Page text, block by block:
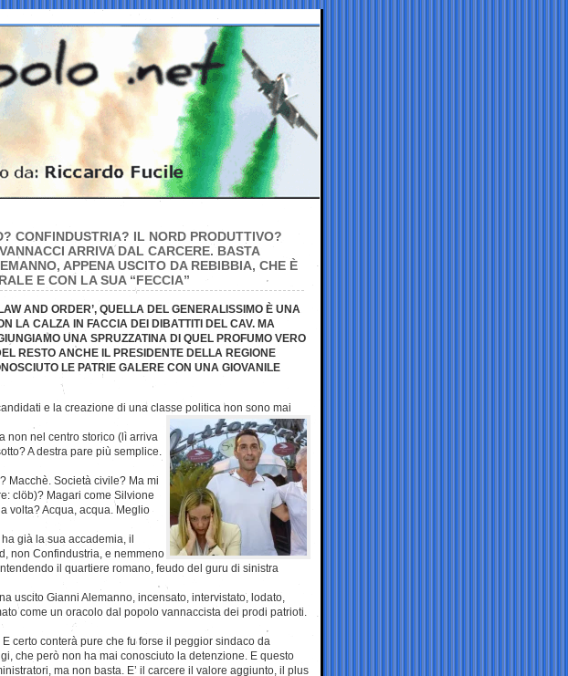
CONFINDUSTRIA? IL NORD PRODUTTIVO?
ARRIVA DAL CARCERE. BASTA
APPENA USCITO DA REBIBBIA, CHE È
E CON LA SUA “FECCIA”
AND ORDER’, QUELLA DEL GENERALISSIMO È UNA
LA CALZA IN FACCIA DEI DIBATTITI DEL CAV. MA
UNA SPRUZZATINA DI QUEL PROFUMO VERO
RESTO ANCHE IL PRESIDENTE DELLA REGIONE
LE PATRIE GALERE CON UNA GIOVANILE
e la creazione di una classe politica non sono mai
non nel centro storico (lì arriva
A destra pare più semplice.
Macchè. Società civile? Ma mi
clöb)? Magari come Silvione
volta? Acqua, acqua. Meglio
già la sua accademia, il
non Confindustria, e nemmeno
il quartiere romano, feudo del guru di sinistra
uscito Gianni Alemanno, incensato, intervistato, lodato,
come un oracolo dal popolo vannaccista dei prodi patrioti.
certo conterà pure che fu forse il peggior sindaco da
che però non ha mai conosciuto la detenzione. E questo
ma non basta. E’ il carcere il valore aggiunto, il plus